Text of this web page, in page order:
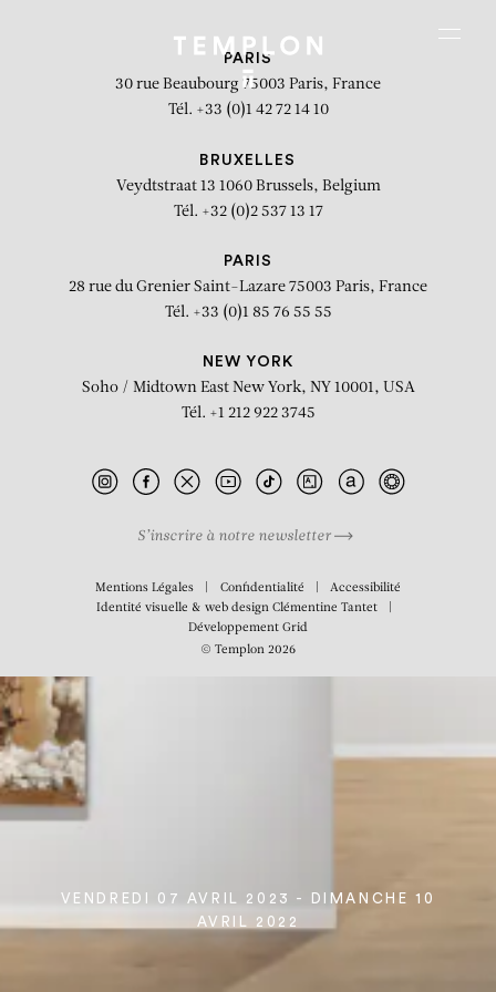
VENDREDI 07 AVRIL 2023 - DIMANCHE 10
AVRIL 2022
PARIS
30 rue Beaubourg 75003 Paris, France
Tél. +33 (0)1 42 72 14 10
BRUXELLES
Veydtstraat 13 1060 Brussels, Belgium
Tél. +32 (0)2 537 13 17
PARIS
28 rue du Grenier Saint-Lazare 75003 Paris, France
Tél. +33 (0)1 85 76 55 55
NEW YORK
Soho / Midtown East New York, NY 10001, USA
Tél. +1 212 922 3745
S’inscrire à notre newsletter
Mentions Légales Confidentialité
Accessibilité
Identité visuelle & web design Clémentine Tantet
Développement Grid
© Templon 2026